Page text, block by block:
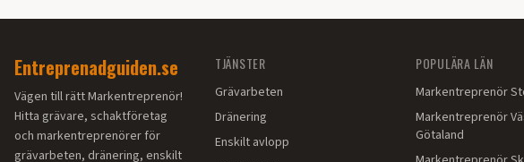
Entreprenadguiden.se
Vägen till rätt Markentreprenör!
Hitta grävare, schaktföretag
och markentreprenörer för
grävarbeten, dränering, enskilt
TJÄNSTER
Grävarbeten
Dränering
Enskilt avlopp
POPULÄRA LÄN
Markentreprenör
Markentreprenör
Götaland